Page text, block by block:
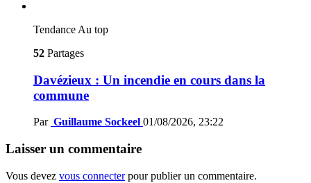
Tendance Au top
52 Partages
Davézieux : Un incendie en cours dans la
commune
Par Guillaume Sockeel 01/08/2026, 23:22
Laisser un commentaire
Vous devez vous connecterpour publier un commentaire.